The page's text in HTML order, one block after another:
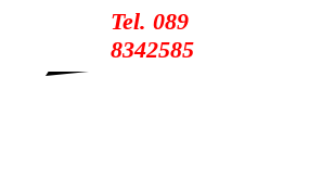
Tel. 089
8342585